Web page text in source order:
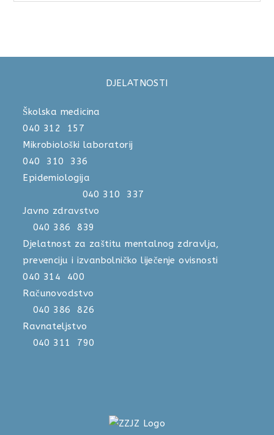
DJELATNOSTI
Školska medicina
040 312 157
Mikrobiološki laboratorij
040 310 336
Epidemiologija
040 310 337
Javno zdravstvo
040 386 839
Djelatnost za zaštitu mentalnog zdravlja,
prevenciju i izvanbolničko liječenje ovisnosti
040 314 400
Računovodstvo
040 386 826
Ravnateljstvo
040 311 790